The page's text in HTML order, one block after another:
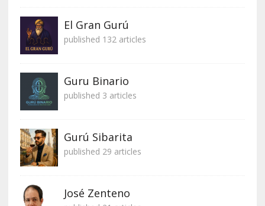
El Gran Gurú
published 132 articles
Guru Binario
published 3 articles
Gurú Sibarita
published 29 articles
José Zenteno